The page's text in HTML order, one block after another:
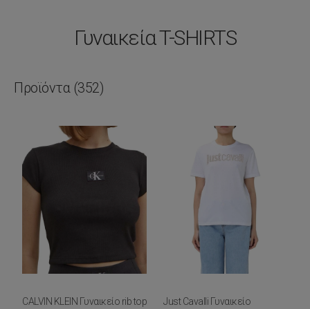
Γυναικεία T-SHIRTS
Προϊόντα (352)
CALVIN KLEIN Γυναικείο rib top
Just Cavalli Γυναικείο